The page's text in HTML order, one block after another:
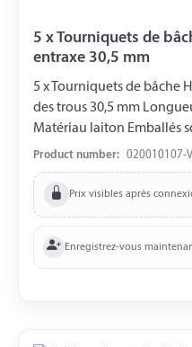
5 x Tourniquets de
entraxe 30,5 mm
5 x Tourniquets de bâche
des trous 30,5 mm
Matériau laiton
Product number: 020010107-
Prix visibles après
Enregistrez-vous